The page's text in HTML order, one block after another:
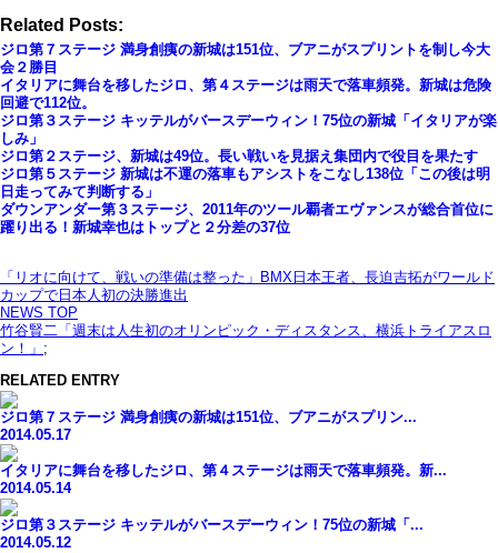
Related Posts:
ジロ第７ステージ 満身創痍の新城は151位、ブアニがスプリントを制し今大
会２勝目
イタリアに舞台を移したジロ、第４ステージは雨天で落車頻発。新城は危険
回避で112位。
ジロ第３ステージ キッテルがバースデーウィン！75位の新城「イタリアが楽
しみ」
ジロ第２ステージ、新城は49位。長い戦いを見据え集団内で役目を果たす
ジロ第５ステージ 新城は不運の落車もアシストをこなし138位「この後は明
日走ってみて判断する」
ダウンアンダー第３ステージ、2011年のツール覇者エヴァンスが総合首位に
躍り出る！新城幸也はトップと２分差の37位
「リオに向けて、戦いの準備は整った」BMX日本王者、長迫吉拓がワールド
カップで日本人初の決勝進出
NEWS TOP
竹谷賢二「週末は人生初のオリンピック・ディスタンス、横浜トライアスロ
ン！」 ;
RELATED ENTRY
ジロ第７ステージ 満身創痍の新城は151位、ブアニがスプリン...
2014.05.17
イタリアに舞台を移したジロ、第４ステージは雨天で落車頻発。新...
2014.05.14
ジロ第３ステージ キッテルがバースデーウィン！75位の新城「...
2014.05.12